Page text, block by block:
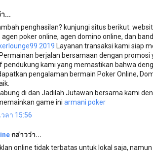
...
penghasilan? kunjungi situs berikut.
poker online, agen domino online, dan
2019 Layanan transaksi kami siap
berjalan bersamaan dengan promosi
kami yang memastikan bahwa
pengalaman bermain Poker Online,
di dan Jadilah Jutawan bersama kami
game ini armani poker
ลา 15:56
กล่าวว่า...
online tidak terbatas untuk lokal saja,